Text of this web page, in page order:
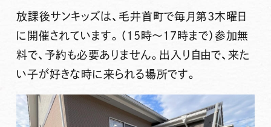
放課後サンキッズは、 毛井首町で毎月第3木曜日
に開催されています。（15時～17時まで） 参加無
料で、予約も必要ありません。出入り自由で、来た
い子が好きな時に来られる場所です。